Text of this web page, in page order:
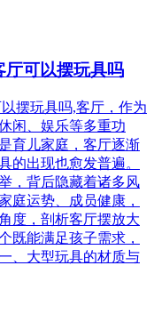
厅可以摆玩具吗
摆玩具吗,客厅，作为
闲、娱乐等多重功
育儿家庭，客厅逐渐
的出现也愈发普遍。
，背后隐藏着诸多风
庭运势、成员健康，
度，剖析客厅摆放大
既能满足孩子需求，
、大型玩具的材质与